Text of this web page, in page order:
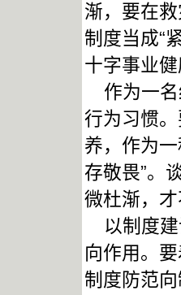
渐，要在
制度当成“
十字事业健
作为一名
行为习惯
养，作为
存敬畏”。
微杜渐，
以制度建
向作用。
制度防范